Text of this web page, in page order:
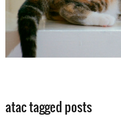
atac tagged posts